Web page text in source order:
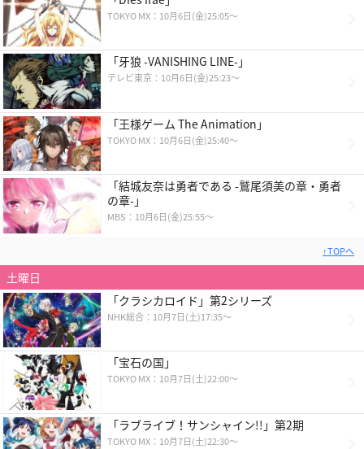
TOKYO MX：10月6日(金)25:05～
「牙狼 -VANISHING LINE-」
テレビ東京：10月6日(金)25:23～
「王様ゲーム The Animation」
TOKYO MX：10月6日(金)25:40～
「結城友奈は勇者である -鷲尾須美の章・勇者
の章-」
MBS：10月6日(金)25:55～
↑TOPへ
土曜日
「クラシカロイド」第2シリーズ
NHK総合：10月7日(土)17:35〜
「宝石の国」
TOKYO MX：10月7日(土)22:00～
「ラブライブ！サンシャイン!!」第2期
TOKYO MX：10月7日(土)22:30～